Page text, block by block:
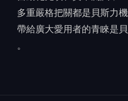
多重嚴格把關都是貝斯力
帶給廣大愛用者的青睞是
。